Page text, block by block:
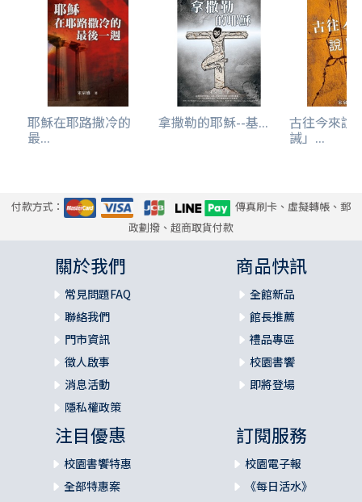
耶穌在耶路撒冷的
最...
拿撒勒的耶穌--基... 古往今來說
誡」...
付款方式：
傳真刷卡、虛擬轉帳、郵
政劃撥、超商取貨付款
關於我們
常見問題FAQ
聯絡我們
門市資訊
徵人啟事
消息活動
隱私權政策
商品快訊
全館新品
館長推薦
禮品專區
校園書饗
即將登場
注目優惠
校園書饗特惠
全部特惠案
訂閱服務
校園電子報
《每日活水》